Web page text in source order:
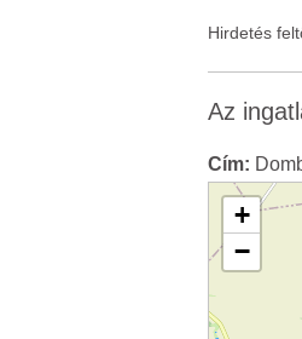
Hirdetés
Az
Cím:
+
−